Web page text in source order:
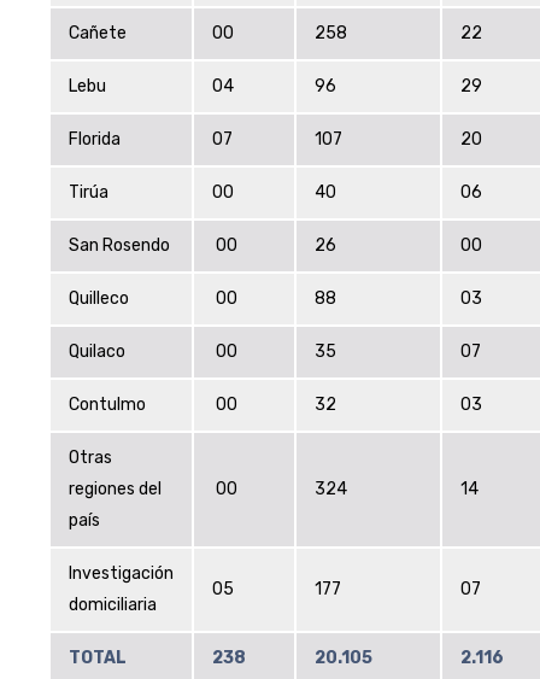
Cañete 00 258 22
Lebu 04 96 29
Florida 07 107 20
Tirúa 00 40 06
San Rosendo 00 26 00
Quilleco 00 88 03
Quilaco 00 35 07
Contulmo 00 32 03
Otras
regiones del
país
00 324 14
Investigación
domiciliaria
05 177 07
TOTAL 238 20.105 2.116